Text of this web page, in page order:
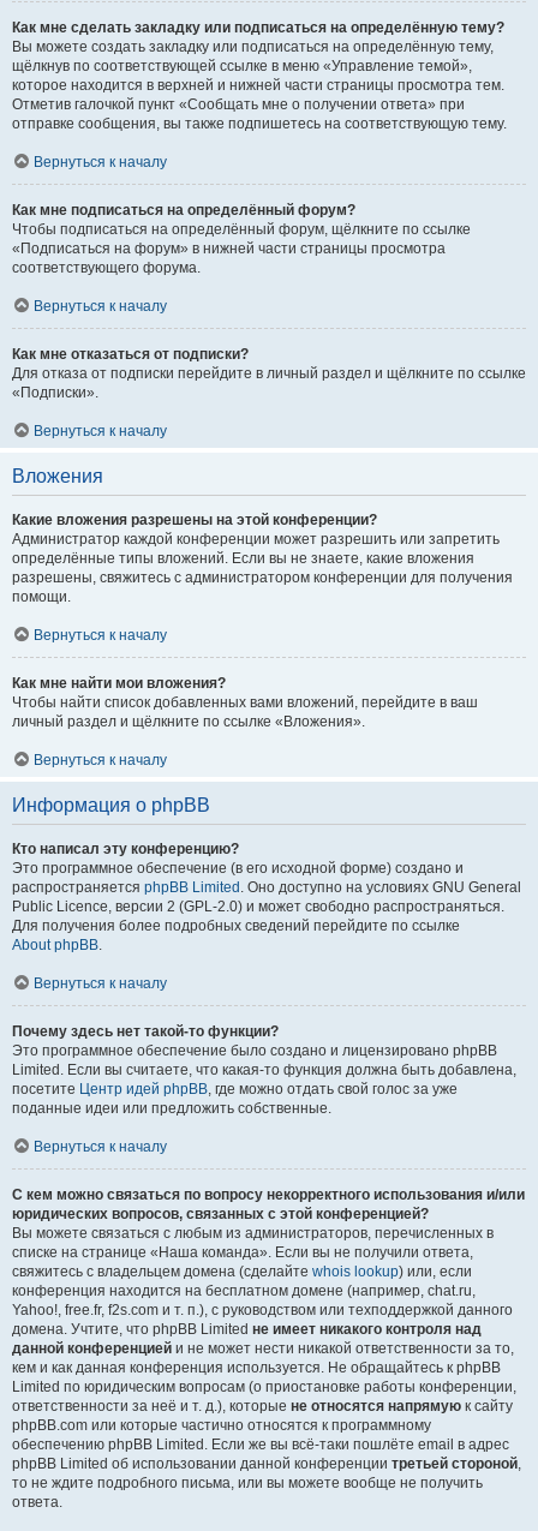
Как мне сделать закладку или подписаться на определённую тему?
Вы можете создать закладку или подписаться на определённую тему,
щёлкнув по соответствующей ссылке в меню «Управление темой»,
которое находится в верхней и нижней части страницы просмотра тем.
Отметив галочкой пункт «Сообщать мне о получении ответа» при
отправке сообщения, вы также подпишетесь на соответствующую тему.
Вернуться к началу
Как мне подписаться на определённый форум?
Чтобы подписаться на определённый форум, щёлкните по ссылке
«Подписаться на форум» в нижней части страницы просмотра
соответствующего форума.
Вернуться к началу
Как мне отказаться от подписки?
Для отказа от подписки перейдите в личный раздел и щёлкните по ссылке
«Подписки».
Вернуться к началу
Вложения
Какие вложения разрешены на этой конференции?
Администратор каждой конференции может разрешить или запретить
определённые типы вложений. Если вы не знаете, какие вложения
разрешены, свяжитесь с администратором конференции для получения
помощи.
Вернуться к началу
Как мне найти мои вложения?
Чтобы найти список добавленных вами вложений, перейдите в ваш
личный раздел и щёлкните по ссылке «Вложения».
Вернуться к началу
Информация о phpBB
Кто написал эту конференцию?
Это программное обеспечение (в его исходной форме) создано и
распространяется phpBB Limited . Оно доступно на условиях GNU General
Public Licence, версии 2 (GPL-2.0) и может свободно распространяться.
Для получения более подробных сведений перейдите по ссылке
About phpBB.
Вернуться к началу
Почему здесь нет такой-то функции?
Это программное обеспечение было создано и лицензировано phpBB
Limited. Если вы считаете, что какая-то функция должна быть добавлена,
посетите Центр идей phpBB, где можно отдать свой голос за уже
поданные идеи или предложить собственные.
Вернуться к началу
С кем можно связаться по вопросу некорректного использования и/или
юридических вопросов, связанных с этой конференцией?
Вы можете связаться с любым из администраторов, перечисленных в
списке на странице «Наша команда». Если вы не получили ответа,
свяжитесь с владельцем домена (сделайте whois lookup) или, если
конференция находится на бесплатном домене (например, chat.ru,
Yahoo!, free.fr, f2s.com и т. п.), с руководством или техподдержкой данного
домена. Учтите, что phpBB Limited не имеет никакого контроля над
данной конференцией и не может нести никакой ответственности за то,
кем и как данная конференция используется. Не обращайтесь к phpBB
Limited по юридическим вопросам (о приостановке работы конференции,
ответственности за неё и т. д.), которые не относятся напрямую к сайту
phpBB.com или которые частично относятся к программному
обеспечению phpBB Limited. Если же вы всё-таки пошлёте email в адрес
phpBB Limited об использовании данной конференции третьей стороной,
то не ждите подробного письма, или вы можете вообще не получить
ответа.